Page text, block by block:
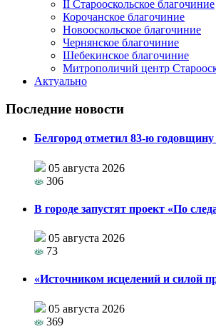
II Старооскольское благочиние
Корочанское благочиние
Новооскольское благочиние
Чернянское благочиние
Шебекинское благочиние
Митрополичий центр
Актуально
Последние новости
Белгород отметил 83-ю
05 августа 2026
306
В городе запустят проект «По
05 августа 2026
73
«Источником исцелений и силой
05 августа 2026
369